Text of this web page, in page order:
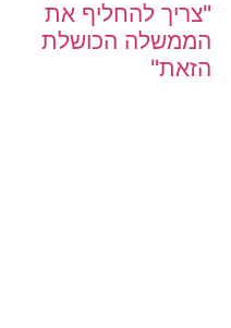
"צריך להחליף את
הממשלה הכושלת
הזאת"